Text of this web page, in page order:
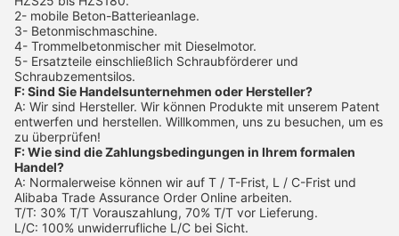
2- mobile Beton-Batterieanlage.
3- Betonmischmaschine.
4- Trommelbetonmischer mit Dieselmotor.
5- Ersatzteile einschließlich Schraubförderer und
Schraubzementsilos.
F: Sind Sie Handelsunternehmen oder Hersteller?
A: Wir sind Hersteller. Wir können Produkte mit unserem Patent
entwerfen und herstellen. Willkommen, uns zu besuchen, um es
zu überprüfen!
F: Wie sind die Zahlungsbedingungen in Ihrem formalen
Handel?
A: Normalerweise können wir auf T / T-Frist, L / C-Frist und
Alibaba Trade Assurance Order Online arbeiten.
T/T: 30% T/T Vorauszahlung, 70% T/T vor Lieferung.
L/C: 100% unwiderrufliche L/C bei Sicht.